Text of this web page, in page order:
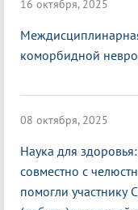
16 октября, 2025
коморбидной
08 октября, 2025
Наука для
совместно с
помогли участнику